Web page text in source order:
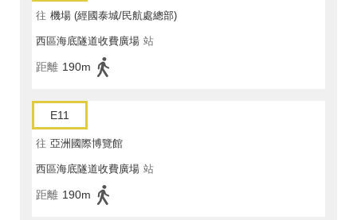
往 機場 (經國泰城/民航處總部)
西區海底隧道收費廣場 站
距離 190m
E11
往 亞洲國際博覽館
西區海底隧道收費廣場 站
距離 190m